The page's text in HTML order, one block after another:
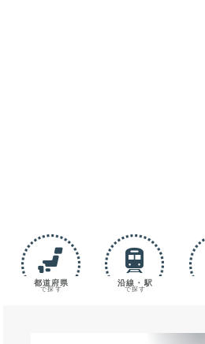
都道府県
で探す
沿線・駅
で探す